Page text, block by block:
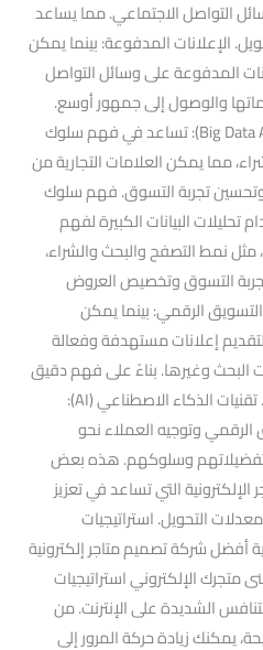
التواصل الاجتماعي. مما يساعد
الإعلانات المدفوعة: بينما يمكن
المدفوعة على وسائل التواصل
والوصول إلى جمهور أوسع.
تحليلات البيانات الكبيرة (Big Data Analytics): تساعد في فهم سلوك
مما يمكن العلامات التجارية من
وتحسين تجربة التسوق. فهم سلوك
البيانات الكبيرة لفهم
نمط التصفح والبحث والشراء،
التسوق وتخصيص العروض
الرقمي: بينما يمكن
لتقديم إعلانات مستهدفة وفعالة
البحث وغيرها. بناءً على فهم دقيق
لاهتمامات وسلوك المستهلكين. تقنيات الذكاء الاصطناعي (AI):
وتوجيه العملاء نحو
تفضيلاتهم وسلوكهم. هذه بعض
الإلكترونية التي تساعد في تعزيز
التحويل. استراتيجيات
أفضل شركة تصميم متاجر إلكترونية
متجرك الإلكتروني استراتيجيات
الشديدة على الإنترنت. من
يمكنك زيادة حركة المرور إلى